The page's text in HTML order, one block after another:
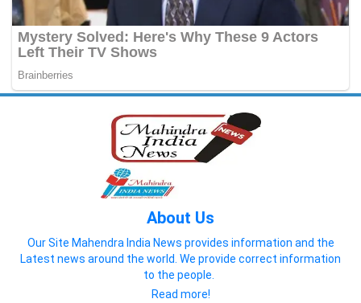
About Us
Our Site Mahendra India News provides information and the
Latest news around the world. We provide correct information
to the people.
Read more!